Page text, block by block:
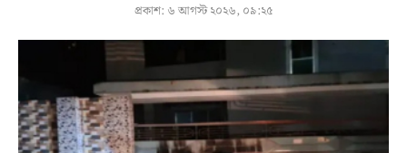
প্রকাশ: ৬ আগস্ট ২০২৬, ০৯:২৫